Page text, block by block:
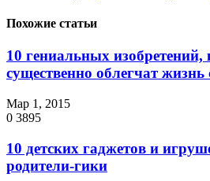
Похожие статьи
10 гениальных изобретений,
существенно облегчат жизнь
Мар 1, 2015
0 3895
10 детских гаджетов и
родители-гики